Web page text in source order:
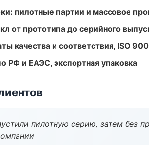
пилотные партии и массовое
от прототипа до серийного
качества и соответствия, ISO
РФ и ЕАЭС, экспортная упаковка
пилотную серию, затем без